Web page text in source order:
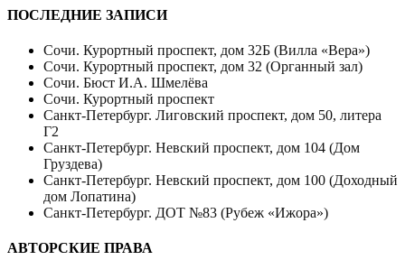
ПОСЛЕДНИЕ ЗАПИСИ
Сочи. Курортный проспект, дом 32Б (Вилла «Вера»)
Сочи. Курортный проспект, дом 32 (Органный зал)
Сочи. Бюст И.А. Шмелёва
Сочи. Курортный проспект
Санкт-Петербург. Лиговский проспект, дом 50, литера
Г2
Санкт-Петербург. Невский проспект, дом 104 (Дом
Груздева)
Санкт-Петербург. Невский проспект, дом 100 (Доходный
дом Лопатина)
Санкт-Петербург. ДОТ №83 (Рубеж «Ижора»)
АВТОРСКИЕ ПРАВА